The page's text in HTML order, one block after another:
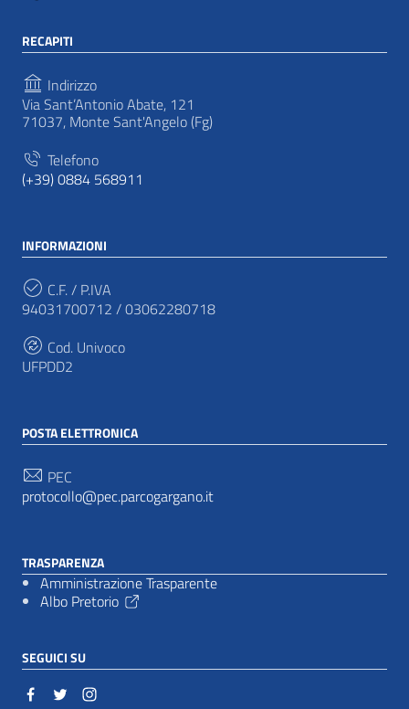
RECAPITI
Indirizzo
Via Sant’Antonio Abate, 121
71037, Monte Sant'Angelo (Fg)
Telefono
(+39) 0884 568911
INFORMAZIONI
C.F. / P.IVA
94031700712 / 03062280718
Cod. Univoco
UFPDD2
POSTA ELETTRONICA
PEC
protocollo@pec.parcogargano.it
TRASPARENZA
Amministrazione Trasparente
Albo Pretorio
SEGUICI SU